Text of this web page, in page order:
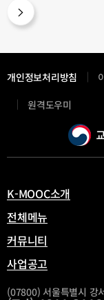
나의목표
합리적의사결정
직업
개인정보처리방침
원격도우미새
창
열
K-MOOC소개
전체메뉴
커뮤니티
사업공고
(07800) 서울특별시 강